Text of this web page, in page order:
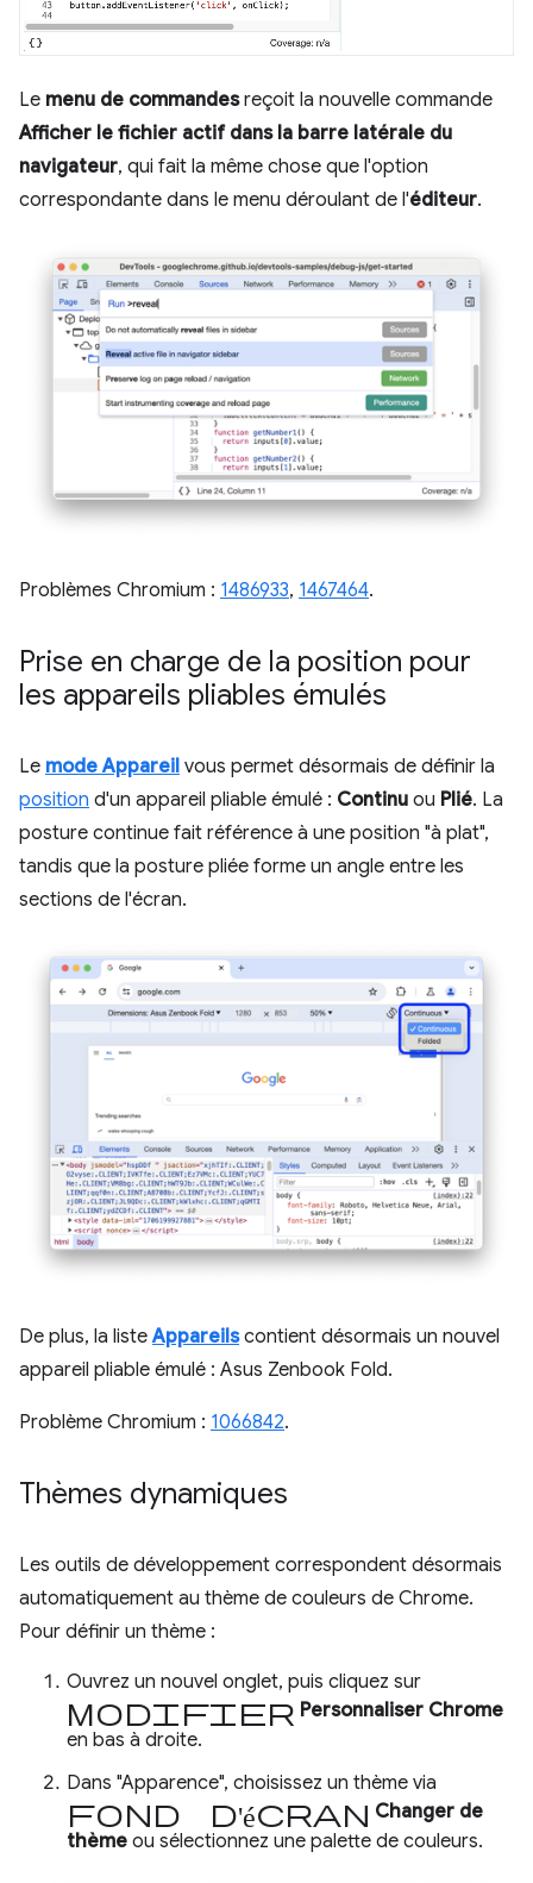
Le menu de commandesreçoit la nouvelle commande
Afficher le fichier actif dans la barre latérale du
navigateur, qui fait la même chose que l'option
correspondante dans le menu déroulant de l'éditeur.
Problèmes Chromium : 1486933, 1467464.
Prise en charge de la position pour
les appareils pliables émulés
Le mode Appareil vous permet désormais de définir la
position d'un appareil pliable émulé : Continu ou Plié. La
posture continue fait référence à une position "à plat",
tandis que la posture pliée forme un angle entre les
sections de l'écran.
De plus, la listeAppareilscontient désormais un nouvel
appareil pliable émulé : Asus Zenbook Fold.
Problème Chromium : 1066842.
Thèmes dynamiques
Les outils de développement correspondent désormais
automatiquement au thème de couleurs de Chrome.
Pour définir un thème :
Ouvrez un nouvel onglet, puis cliquez sur
Modifier Personnaliser Chrome
en bas à droite.
Dans "Apparence", choisissez un thème via
Fond d'écran Changer de
thème ou sélectionnez une palette de couleurs.